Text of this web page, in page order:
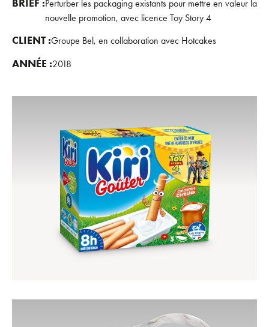
BRIEF :Perturber les packaging existants pour mettre en valeur la
nouvelle promotion, avec licence Toy Story 4
CLIENT :Groupe Bel, en collaboration avec Hotcakes
ANNÉE :2018